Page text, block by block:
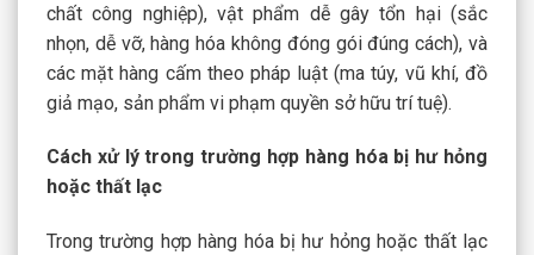
chất công nghiệp), vật phẩm dễ gây tổn hại (sắc
nhọn, dễ vỡ, hàng hóa không đóng gói đúng cách), và
các mặt hàng cấm theo pháp luật (ma túy, vũ khí, đồ
giả mạo, sản phẩm vi phạm quyền sở hữu trí tuệ).
Cách xử lý trong trường hợp hàng hóa bị hư hỏng
hoặc thất lạc
Trong trường hợp hàng hóa bị hư hỏng hoặc thất lạc